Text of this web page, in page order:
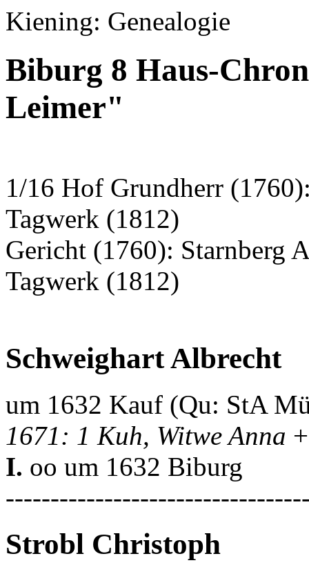
Kiening: Genealogie
Biburg 8 Haus-
Leimer"
1/16 Hof Grundherr
Tagwerk (1812)
Gericht (1760): Starnberg
Tagwerk (1812)
Schweighart Albrecht
um 1632 Kauf (Qu: StA
1671: 1 Kuh, Witwe Anna
I. oo um 1632 Biburg
Strobl Christoph